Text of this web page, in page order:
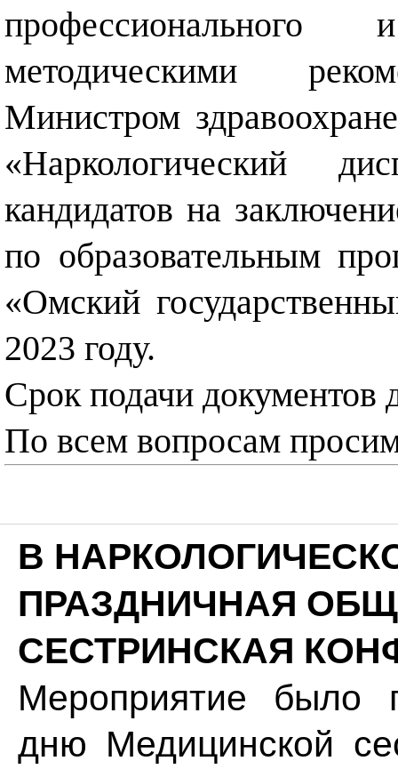
методическими
Министром
«Наркологический
кандидатов на
по образовательным
«Омский
2023 году.
Срок подачи документов
По всем вопросам
В
ПРАЗДНИЧНАЯ
СЕСТРИНСКАЯ
Мероприятие было
дню Медицинской